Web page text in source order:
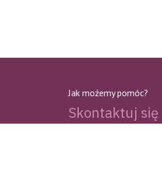
Jak możemy pomóc?
Skontaktuj się